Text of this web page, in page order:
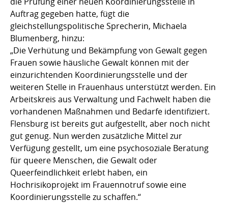
Auftrag gegeben hatte, fügt die
gleichstellungspolitische Sprecherin, Michaela
Blumenberg, hinzu:
„Die Verhütung und Bekämpfung von Gewalt gegen
Frauen sowie häusliche Gewalt können mit der
einzurichtenden Koordinierungsstelle und der
weiteren Stelle in Frauenhaus unterstützt werden. Ein
Arbeitskreis aus Verwaltung und Fachwelt haben die
vorhandenen Maßnahmen und Bedarfe identifiziert.
Flensburg ist bereits gut aufgestellt, aber noch nicht
gut genug. Nun werden zusätzliche Mittel zur
Verfügung gestellt, um eine psychosoziale Beratung
für queere Menschen, die Gewalt oder
Queerfeindlichkeit erlebt haben, ein
Hochrisikoprojekt im Frauennotruf sowie eine
Koordinierungsstelle zu schaffen.“